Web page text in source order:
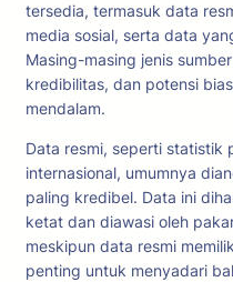
tersedia, termasuk data
media sosial, serta data
Masing-masing jenis
kredibilitas, dan potensi
mendalam.
Data resmi, seperti statistik
internasional, umumnya
paling kredibel. Data ini
ketat dan diawasi oleh
meskipun data resmi
penting untuk menyadari